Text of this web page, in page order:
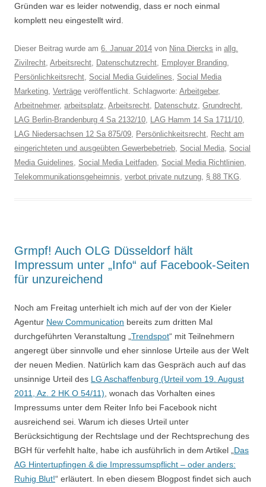
Gründen war es leider notwendig, dass er noch einmal
komplett neu eingestellt wird.
Dieser Beitrag wurde am 6. Januar 2014 von Nina Diercks in allg.
Zivilrecht Arbeitsrecht Datenschutzrecht Employer Branding
Persönlichkeitsrecht Social Media Guidelines
Social Media
Marketing Verträge veröffentlicht. Schlagworte: Arbeitgeber,
Arbeitnehmer, arbeitsplatz Arbeitsrecht Datenschutz Grundrecht
LAG Berlin-Brandenburg 4 Sa 2132/10
LAG Hamm 14 Sa 1711/10
LAG Niedersachsen 12 Sa 875/09
Persönlichkeitsrecht
Recht am
eingerichteten und ausgeübten Gewerbebetrieb Social Media Social
Media Guidelines
Social Media Leitfaden Social Media Richtlinien
Telekommunikationsgeheimnis verbot private nutzung § 88 TKG
Grmpf! Auch OLG Düsseldorf hält
Impressum unter „Info“ auf Facebook-Seiten
für unzureichend
Noch am Freitag unterhielt ich mich auf der von der Kieler
Agentur New Communication bereits zum dritten Mal
durchgeführten Veranstaltung „ Trendspot“ mit Teilnehmern
angeregt über sinnvolle und eher sinnlose Urteile aus der Welt
der neuen Medien. Natürlich kam das Gespräch auch auf das
unsinnige Urteil des LG Aschaffenburg (Urteil vom 19. August
2011, Az. 2 HK O 54/11) , wonach das Vorhalten eines
Impressums unter dem Reiter Info bei Facebook nicht
ausreichend sei. Warum ich dieses Urteil unter
Berücksichtigung der Rechtslage und der Rechtsprechung des
BGH für verfehlt halte, habe ich ausführlich in dem Artikel „ Das
AG Hintertupfingen & die Impressumspflicht – oder anders:
Ruhig Blut!“ erläutert. In eben diesem Blogpost findet sich auch